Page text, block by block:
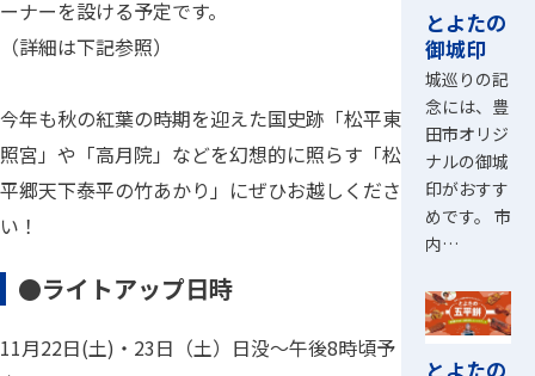
4時の間には現地松平郷でも竹灯籠制作体験コ
ーナーを設ける予定です。
今年も秋の紅葉の時期を迎えた国史跡「松平東
照宮」や「高月院」などを幻想的に照らす「松
平郷天下泰平の竹あかり」にぜひお越しくださ
い！
●ライトアップ日時
とよたの
御城印
城巡りの記
念には、豊
田市オリジ
ナルの御城
印がおすす
内…